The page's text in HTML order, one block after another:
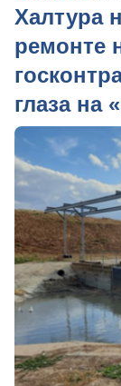
Халтура
ремонте
глаза на